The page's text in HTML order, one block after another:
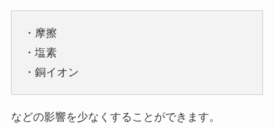
・摩擦
・塩素
・銅イオン
などの影響を少なくすることができます。